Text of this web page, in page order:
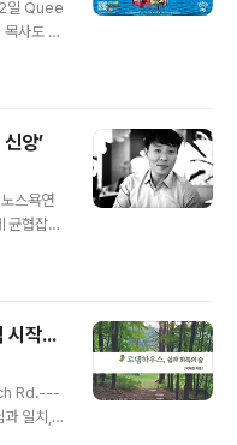
재회의
정교회
자 30여
일 Quee
사도 특
성시화
City’퍼
터 다운
많은
하며 도
등의 퍼
앙’
스욕연
균협잡힌
월4일
5일 주
목사: 25
서 열
신으로
앙이 대
시작...
Rd.---
일치,